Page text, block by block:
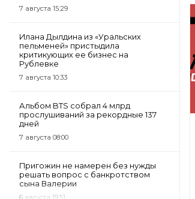
7 августа 15:29
Илана Дылдина из «Уральских
пельменей» пристыдила
критикующих ее бизнес на
Рублевке
7 августа 10:33
Альбом BTS собрал 4 млрд
прослушиваний за рекордные 137
дней
7 августа 08:00
Пригожин не намерен без нужды
решать вопрос с банкротством
сына Валерии
6 августа 19:51